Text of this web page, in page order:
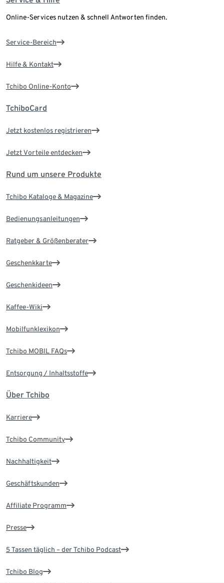
Online-Services nutzen & schnell Antworten finden.
Service-Bereich
Hilfe & Kontakt
Tchibo Online-Konto
TchiboCard
Jetzt kostenlos registrieren
Jetzt Vorteile entdecken
Rund um unsere Produkte
Tchibo Kataloge & Magazine
Bedienungsanleitungen
Ratgeber & Größenberater
Geschenkkarte
Geschenkideen
Kaffee-Wiki
Mobilfunklexikon
Tchibo MOBIL FAQs
Entsorgung / Inhaltsstoffe
Über Tchibo
Karriere
Tchibo Community
Nachhaltigkeit
Geschäftskunden
Affiliate Programm
Presse
5 Tassen täglich – der Tchibo Podcast
Tchibo Blog